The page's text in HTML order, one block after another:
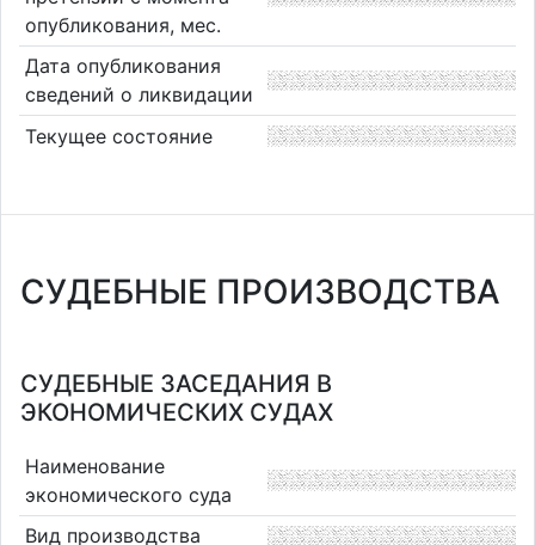
опубликования, мес.
Дата опубликования
сведений о ликвидации
Текущее состояние
СУДЕБНЫЕ ПРОИЗВОДСТВА
СУДЕБНЫЕ ЗАСЕДАНИЯ В
ЭКОНОМИЧЕСКИХ СУДАХ
Наименование
экономического суда
Вид производства